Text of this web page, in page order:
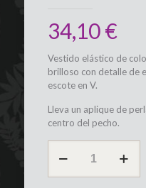
34,10€
Vestido elástico de
brilloso con detalle de
escote en V.
Lleva un aplique de
centro del pecho.
Verde